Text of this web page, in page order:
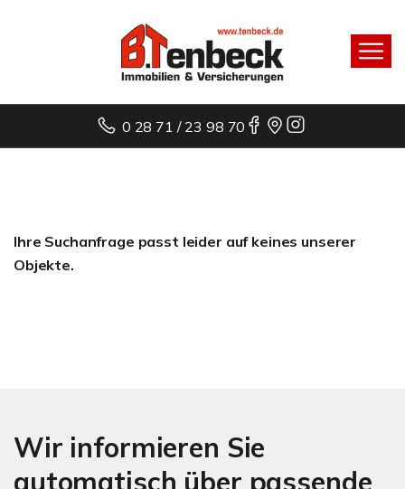
0 28 71 / 23 98 70
Ihre Suchanfrage passt leider auf keines unserer
Objekte.
Wir informieren Sie
automatisch über passende